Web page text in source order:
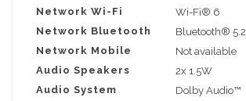
Network Wi-Fi
Wi-Fi® 6
Network Bluetooth
Bluetooth® 5.2
Network Mobile
Not available
Audio Speakers
2x 1.5W
Audio System
Dolby Audio™